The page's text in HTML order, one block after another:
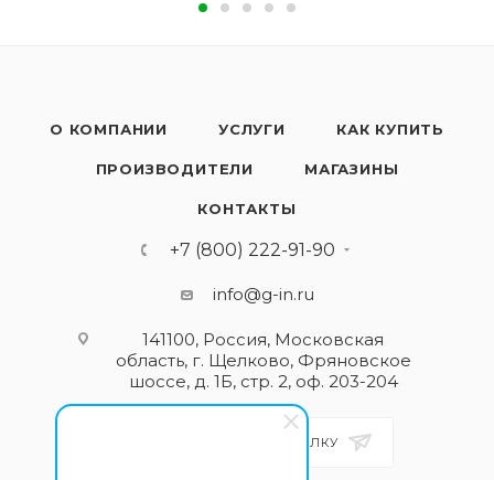
О КОМПАНИИ УСЛУГИ КАК КУПИТЬ
ПРОИЗВОДИТЕЛИ МАГАЗИНЫ
КОНТАКТЫ
+7 (800) 222-91-90
info@g-in.ru
141100, Россия, Московская
область, г. Щелково, Фряновское
шоссе, д. 1Б, стр. 2, оф. 203-204
ПОДПИСАТЬСЯ НА РАССЫЛКУ